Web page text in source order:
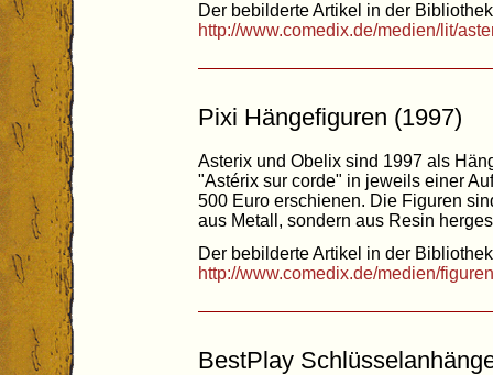
Der bebilderte Artikel in der
http://www.comedix.de/medien/lit/
Pixi Hängefiguren (1997)
Asterix und Obelix sind 1997 als
"Astérix sur corde" in jeweils einer
500 Euro erschienen. Die Figuren
aus Metall, sondern aus Resin
Der bebilderte Artikel in der
http://www.comedix.de/medien/
BestPlay